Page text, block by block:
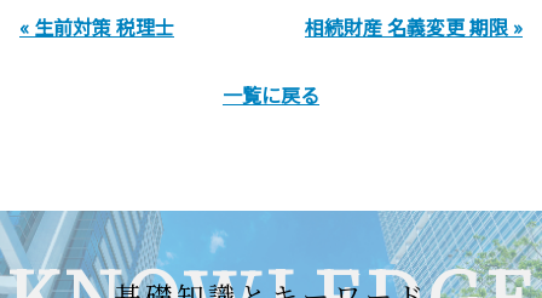
« 生前対策 税理士 相続財産 名義変更 期限 »
一覧に戻る